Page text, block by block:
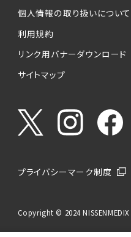
個人情報の取り扱いについて
利用規約
リンク用バナーダウンロード
サイトマップ
プライバシーマーク制度
Copyright © 2024